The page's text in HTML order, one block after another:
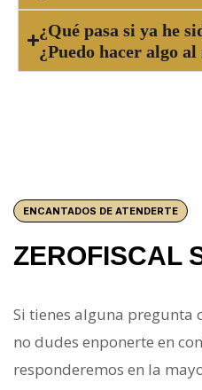
¿Qué pasa si ya he
¿Puedo hacer algo al
ENCANTADOS DE ATENDERTE
ZEROFISCAL
Si tienes alguna pregunta
no dudes enponerte en
responderemos en la